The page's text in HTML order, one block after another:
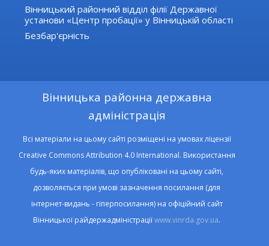
Вінницький районний відділ філії Державної
установи «Центр пробації» у Вінницькій області
Безбар'єрність
Вінницька районна державна
адміністрація
Всі матеріали на цьому сайті розміщені на умовах ліцензії
Creative Commons Attribution 4.0 International. Використання
будь-яких матеріалів, що опубліковані на цьому сайті,
дозволяється при умові зазначення посилання (для
інтернет-видань - гіперпосилання) на офіційний сайт
Вінницької райдержадміністраціїwww.vinrda.gov.ua.